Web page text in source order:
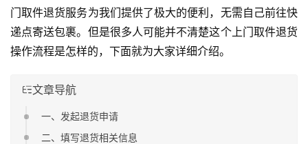
门取件退货服务为我们提供了极大的便利，无需自己前往快
递点寄送包裹。但是很多人可能并不清楚这个上门取件退货
操作流程是怎样的，下面就为大家详细介绍。
文章导航
一、发起退货申请
二、填写退货相关信息